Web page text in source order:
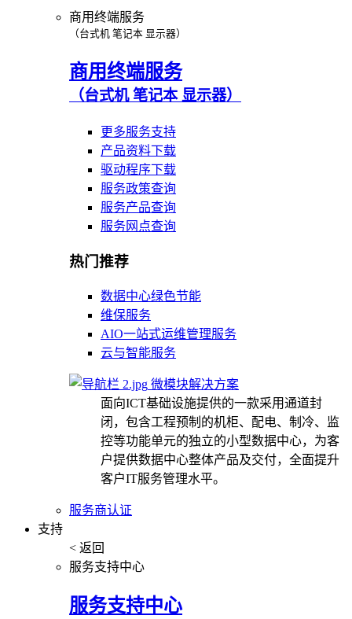
商用终端服务
（台式机 笔记本 显示器）
商用终端服务
（台式机 笔记本 显示器）
更多服务支持
产品资料下载
驱动程序下载
服务政策查询
服务产品查询
服务网点查询
热门推荐
数据中心绿色节能
维保服务
AIO一站式运维管理服务
云与智能服务
微模块解决方案
面向ICT基础设施提供的一款采用通道封
闭，包含工程预制的机柜、配电、制冷、监
控等功能单元的独立的小型数据中心，为客
户提供数据中心整体产品及交付，全面提升
客户IT服务管理水平。
服务商认证
支持
< 返回
服务支持中心
服务支持中心